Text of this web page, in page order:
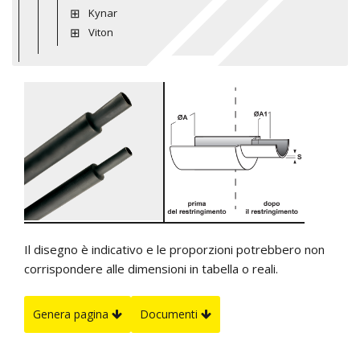
Kynar
Viton
Il disegno è indicativo e le proporzioni potrebbero non
corrispondere alle dimensioni in tabella o reali.
Genera pagina Documenti